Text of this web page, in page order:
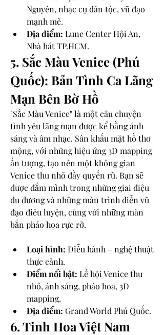
Nguyên, nhạc cụ dân tộc, vũ đạo
mạnh mẽ.
Địa điểm: Lune Center Hội An,
Nhà hát TP.HCM.
5. Sắc Màu Venice (Phú
Quốc): Bản Tình Ca Lãng
Mạn Bên Bờ Hồ
"Sắc Màu Venice" là một câu chuyện
tình yêu lãng mạn được kể bằng ánh
sáng và âm nhạc. Sân khấu mặt hồ thơ
mộng, với những hiệu ứng 3D mapping
ấn tượng, tạo nên một không gian
Venice thu nhỏ đầy quyến rũ. Bạn sẽ
được đắm mình trong những giai điệu
du dương và những màn trình diễn vũ
đạo điêu luyện, cùng với những màn
bắn pháo hoa rực rỡ.
Loại hình: Diễu hành – nghệ thuật
thực cảnh.
Điểm nổi bật: Lễ hội Venice thu
nhỏ, ánh sáng, pháo hoa, 3D
mapping.
Địa điểm: Grand World Phú Quốc.
6. Tinh Hoa Việt Nam